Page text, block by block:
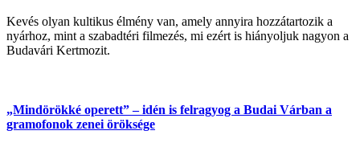
Kevés olyan kultikus élmény van, amely annyira hozzátartozik a
nyárhoz, mint a szabadtéri filmezés, mi ezért is hiányoljuk nagyon a
Budavári Kertmozit.
„Mindörökké operett” – idén is felragyog a Budai Várban a
gramofonok zenei öröksége